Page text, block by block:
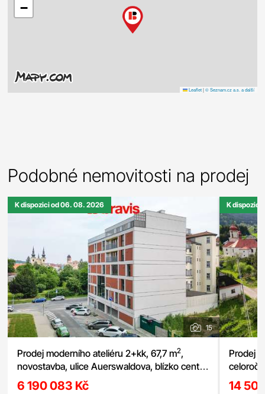
−
Leaflet | © Seznam.cz a.s. a další
Podobné nemovitosti na prodej
K dispozici od 06. 08. 2026
15
Prodej moderního ateliéru 2+kk, 67,7 m2,
novostavba, ulice Auerswaldova, blízko centra,
možnost garážového stání
6 190 083 Kč
K dispozici
Prodej
včetně
14